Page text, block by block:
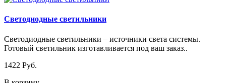
Светодиодные светильники
Светодиодные светильники – источники света системы.
Готовый светильник изготавливается под ваш заказ..
1422 Pуб.